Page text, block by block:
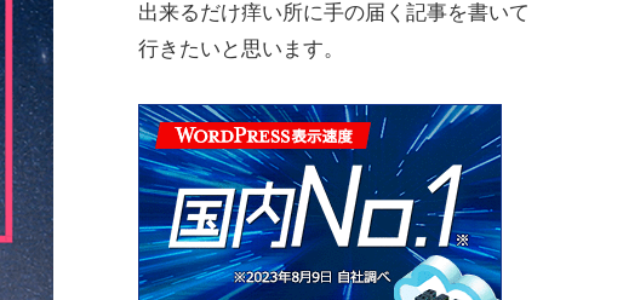
出来るだけ痒い所に手の届く記事を書いて
行きたいと思います。